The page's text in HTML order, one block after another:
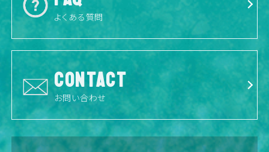
よくある質問
CONTACT
お問い合わせ